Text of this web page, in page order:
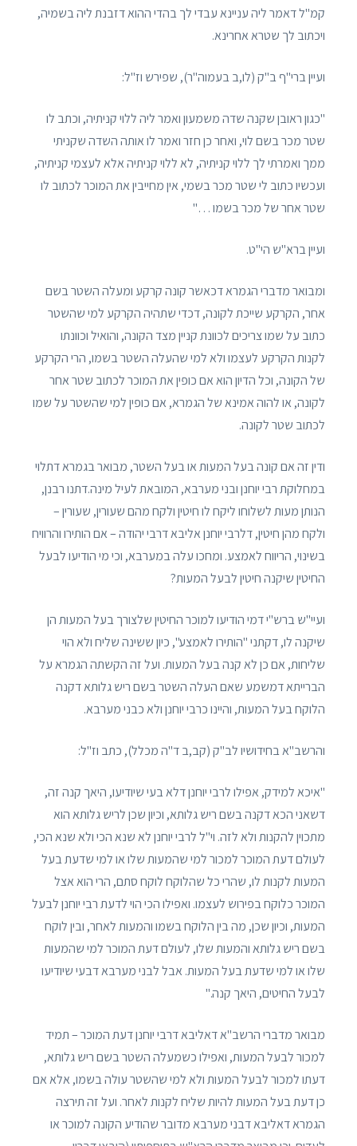
קמ"ל דאמר ליה עניינא עבדי לך בהדי ההוא דזבנת ליה בשמיה,
ויכתוב לך שטרא אחרינא.
ועיין ברי"ף ב"ק (לו,ב בעמוה"ר), שפירש וז"ל:
"כגון ראובן שקנה שדה משמעון ואמר ליה ללוי קניתיה, וכתב לו
שטר מכר בשם לוי, ואחר כן חזר ואמר לו אותה השדה שקניתי
ממך ואמרתי לך ללוי קניתיה, לא ללוי קניתיה אלא לעצמי קניתיה,
ועכשיו כתוב לי שטר מכר בשמי, אין מחייבין את המוכר לכתוב לו
שטר אחר של מכר בשמו …"
ועיין ברא"ש הי"ט.
ומבואר מדברי הגמרא דכאשר קונה קרקע ומעלה השטר בשם
אחר, הקרקע שייכת לקונה, דכדי שתהיה הקרקע למי שהשטר
כתוב על שמו צריכים לכוונת קניין מצד הקונה, והואיל וכוונתו
לקנות הקרקע לעצמו ולא למי שהעלה השטר בשמו, הרי הקרקע
של הקונה, וכל הדיון הוא אם כופין את המוכר לכתוב שטר אחר
לקונה, או להוה אמינא של הגמרא, אם כופין למי שהשטר על שמו
לכתוב שטר לקונה.
ודין זה אם קונה בעל המעות או בעל השטר, מבואר בגמרא דתלוי
במחלוקת רבי יוחנן ובני מערבא, המובאת לעיל מינה.דתנו רבנן,
הנותן מעות לשלוחו ליקח לו חיטין ולקח מהם שעורין, שעורין –
ולקח מהן חיטין, דלרבי יוחנן אליבא דרבי יהודה – אם הותירו והרוויח
בשינוי, הריווח לאמצע. ומחכו עלה במערבא, וכי מי הודיעו לבעל
החיטין שיקנה חיטין לבעל המעות?
ועיי"ש ברש"י דמי הודיעו למוכר החיטין שלצורך בעל המעות הן
שיקנה לו, דקתני "הותירו לאמצע", כיון ששינה שליח ולא הוי
שליחות, אם כן לא קנה בעל המעות. ועל זה הקשתה הגמרא על
הברייתא דמשמע שאם העלה השטר בשם ריש גלותא דקנה
הלוקח בעל המעות, והיינו כרבי יוחנן ולא כבני מערבא.
והרשב"א בחידושיו לב"ק (קב,ב ד"ה מכלל), כתב וז"ל:
"איכא למידק, אפילו לרבי יוחנן דלא בעי שיודיעו, היאך קנה זה,
דשאני הכא דקנה בשם ריש גלותא, וכיון שכן לריש גלותא הוא
מתכוין להקנות ולא לזה. וי"ל לרבי יוחנן לא שנא הכי ולא שנא הכי,
לעולם דעת המוכר למכור למי שהמעות שלו או למי שדעת בעל
המעות לקנות לו, שהרי כל שהלוקח לוקח סתם, הרי הוא אצל
המוכר כלוקח בפירוש לעצמו. ואפילו הכי הוי לדעת רבי יוחנן לבעל
המעות, וכיון שכן, מה בין הלוקח בשמו והמעות לאחר, ובין לוקח
בשם ריש גלותא והמעות שלו, לעולם דעת המוכר למי שהמעות
שלו או למי שדעת בעל המעות. אבל לבני מערבא דבעי שיודיעו
לבעל החיטים, היאך קנה."
מבואר מדברי הרשב"א דאליבא דרבי יוחנן דעת המוכר – תמיד
למכור לבעל המעות, ואפילו כשמעלה השטר בשם ריש גלותא,
דעתו למכור לבעל המעות ולא למי שהשטר עולה בשמו, אלא אם
כן דעת בעל המעות להיות שליח לקנות לאחר. ועל זה תירצה
הגמרא דאליבא דבני מערבא מדובר שהודיע הקונה למוכר או